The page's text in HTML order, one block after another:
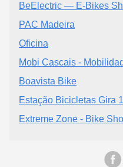
BeElectric — E-Bikes
PAC Madeira
Oficina
Mobi Cascais -
Boavista Bike
Estação Bicicletas Gira
Extreme Zone - Bike